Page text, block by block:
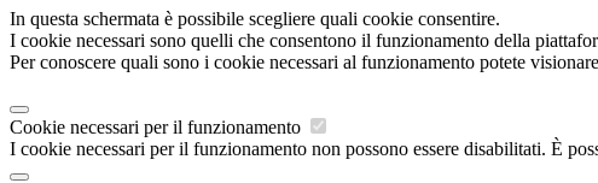
In questa schermata è possibile scegliere quali cookie consentire.
I cookie necessari sono quelli che consentono il funzionamento della
Per conoscere quali sono i cookie necessari al funzionamento potete
Cookie necessari per il funzionamento
I cookie necessari per il funzionamento non possono essere disabilitati. È